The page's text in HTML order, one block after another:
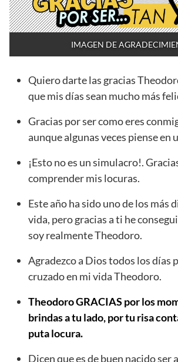
IMAGEN DE
Quiero darte las gracias
que mis días sean mucho más
Gracias por ser como eres
aunque algunas veces piense en
¡Esto no es un simulacro!.
comprender mis locuras.
Este año ha sido uno de los más
vida, pero gracias a ti he
soy realmente Theodoro.
Agradezco a Dios todos los días
cruzado en mi vida Theodoro.
Theodoro GRACIAS por los
brindas a tu lado, por tu risa
puta locura.
Dicen que es de buen nacido ser